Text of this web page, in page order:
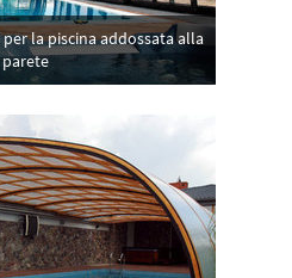
la piscina addossata alla
parete